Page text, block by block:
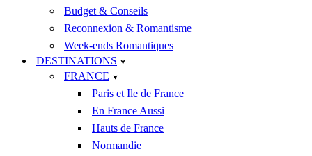
Budget & Conseils
Reconnexion & Romantisme
Week-ends Romantiques
DESTINATIONS
FRANCE
Paris et Ile de France
En France Aussi
Hauts de France
Normandie